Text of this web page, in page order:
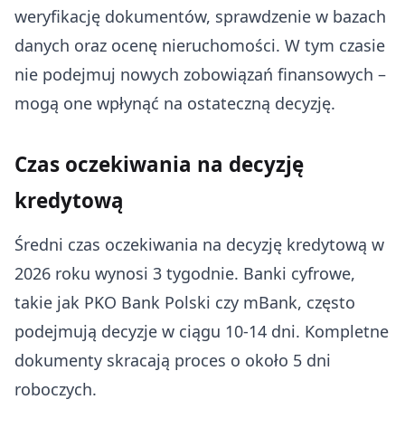
weryfikację dokumentów, sprawdzenie w bazach
danych oraz ocenę nieruchomości. W tym czasie
nie podejmuj nowych zobowiązań finansowych –
mogą one wpłynąć na ostateczną decyzję.
Czas oczekiwania na decyzję
kredytową
Średni czas oczekiwania na decyzję kredytową w
2026 roku wynosi 3 tygodnie. Banki cyfrowe,
takie jak PKO Bank Polski czy mBank, często
podejmują decyzje w ciągu 10-14 dni. Kompletne
dokumenty skracają proces o około 5 dni
roboczych.